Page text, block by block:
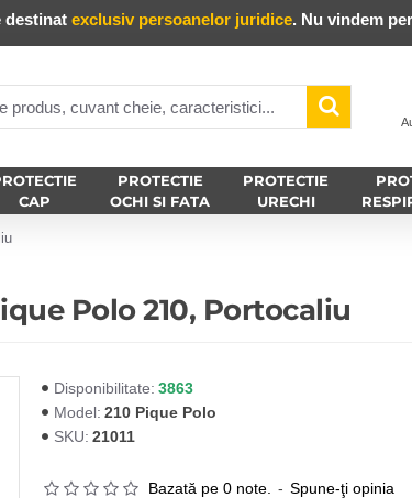
destinat exclusiv persoanelor juridice. Nu vindem
CAP
PROTECTIE
OCHI SI FATA
PROTECTIE
URECHI
Polo 210, Portocaliu
Disponibilitate: 3863
Model: 210 Pique Polo
SKU: 21011
Bazată pe 0 note. - Spune-ţi opinia